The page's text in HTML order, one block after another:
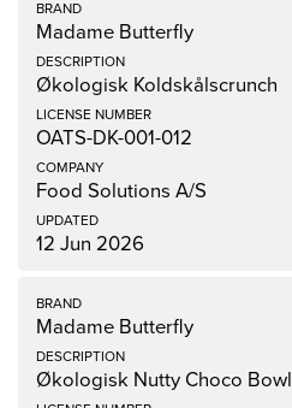
Madame Butterfly
Økologisk Koldskålscrunch
OATS-DK-001-012
Food Solutions A/S
12 Jun 2026
Madame Butterfly
Økologisk Nutty Choco Bowl